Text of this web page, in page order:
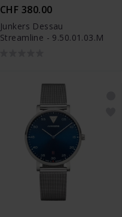
CHF 380.00
Junkers Dessau
Streamline - 9.50.01.03.M